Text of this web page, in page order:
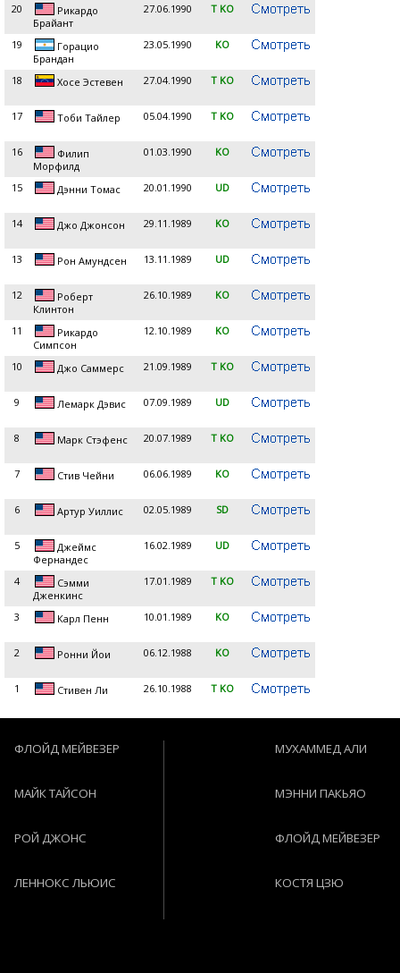
20
Рикардо
Брайант
27.06.1990 T KO
19
Горацио
Брандан
23.05.1990 KO
18 Хосе Эстевен 27.04.1990 T KO
17 Тоби Тайлер 05.04.1990 T KO
16
Филип
Морфилд
01.03.1990 KO
15 Дэнни Томас 20.01.1990 UD
14 Джо Джонсон 29.11.1989 KO
13 Рон Амундсен 13.11.1989 UD
12
Роберт
Клинтон
26.10.1989 KO
11
Рикардо
Симпсон
12.10.1989 KO
10 Джо Саммерс 21.09.1989 T KO
9 Лемарк Дэвис 07.09.1989 UD
8 Марк Стэфенс 20.07.1989 T KO
7 Стив Чейни 06.06.1989 KO
6 Артур Уиллис 02.05.1989 SD
5
Джеймс
Фернандес
16.02.1989 UD
4
Сэмми
Дженкинс
17.01.1989 T KO
3 Карл Пенн 10.01.1989 KO
2 Ронни Йои 06.12.1988 KO
1 Стивен Ли 26.10.1988 T KO
ФЛОЙД МЕЙВЕЗЕР
МАЙК ТАЙСОН
РОЙ ДЖОНС
ЛЕННОКС ЛЬЮИС
МУХАММЕД АЛИ
МЭННИ ПАКЬЯО
ФЛОЙД МЕЙВЕЗЕР
КОСТЯ ЦЗЮ